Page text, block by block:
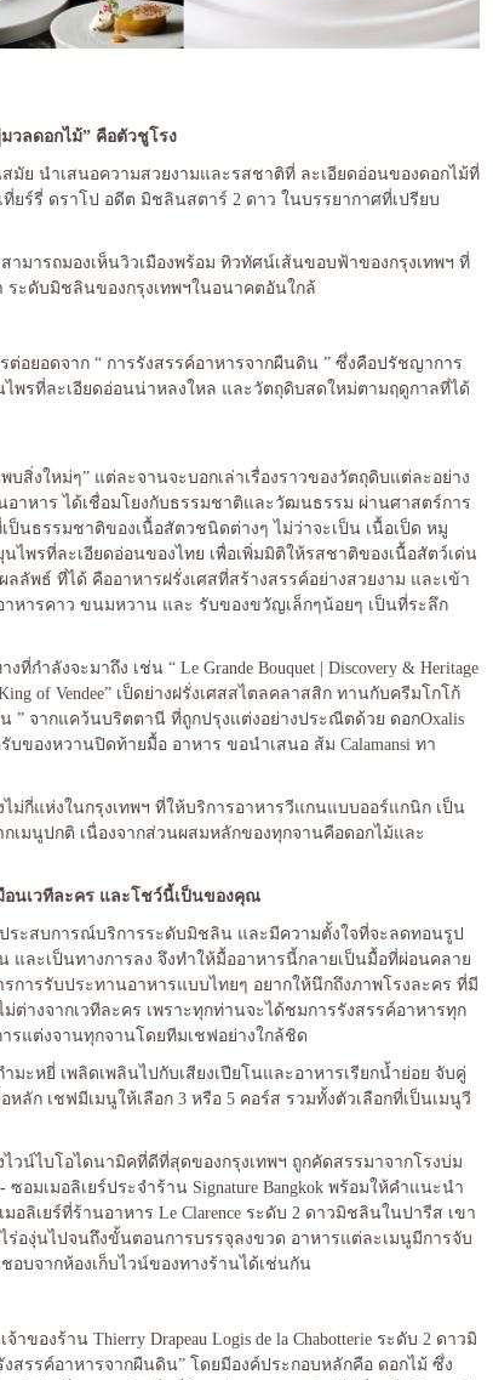
วลดอกไม้” คือตัวชูโรง
มัย นำเสนอความสวยงามและรสชาติที่ ละเอียดอ่อนของดอกไม้ที่
ยร์รี่ ดราโป อดีต มิชลินสตาร์ 2 ดาว ในบรรยากาศที่เปรียบ
สามารถมองเห็นวิวเมืองพร้อม ทิวทัศน์เส้นขอบฟ้าของกรุงเทพฯ ที่
ระดับมิชลินของกรุงเทพฯในอนาคตอันใกล้
ยอดจาก “ การรังสรรค์อาหารจากผืนดิน ” ซึ่งคือปรัชญาการ
พรที่ละเอียดอ่อนน่าหลงใหล และวัตถุดิบสดใหม่ตามฤดูกาลที่ได้
บสิ่งใหม่ๆ” แต่ละจานจะบอกเล่าเรื่องราวของวัตถุดิบแต่ละอย่าง
าหาร ได้เชื่อมโยงกับธรรมชาติและวัฒนธรรม ผ่านศาสตร์การ
ป็นธรรมชาติของเนื้อสัตวชนิดต่างๆ ไม่ว่าจะเป็น เนื้อเป็ด หมู
พรที่ละเอียดอ่อนของไทย เพื่อเพิ่มมิติให้รสชาติของเนื้อสัตว์เด่น
ลัพธ์ ที่ได้ คืออาหารฝรั่งเศสที่สร้างสรรค์อย่างสวยงาม และเข้า
อาหารคาว ขนมหวาน และ รับของขวัญเล็กๆน้อยๆ เป็นที่ระลึก
ำลังจะมาถึง เช่น “ Le Grande Bouquet | Discovery & Heritage
of Vendee” เป็ดย่างฝรั่งเศสสไตลคลาสสิก ทานกับครีมโกโก้
” จากแคว้นบริตตานี ที่ถูกปรุงแต่งอย่างประณีตด้วย ดอกOxalis
ของหวานปิดท้ายมื้อ อาหาร ขอนำเสนอ ส้ม Calamansi ทา
ม่กี่แห่งในกรุงเทพฯ ที่ให้บริการอาหารวีแกนแบบออร์แกนิก เป็น
เมนูปกติ เนื่องจากส่วนผสมหลักของทุกจานคือดอกไม้และ
อนเวทีละคร และโชว์นี้เป็นของคุณ
ระสบการณ์บริการระดับมิชลิน และมีความตั้งใจที่จะลดทอนรูป
ละเป็นทางการลง จึงทำให้มื้ออาหารนี้กลายเป็นมื้อที่ผ่อนคลาย
ารรับประทานอาหารแบบไทยๆ อยากให้นึกถึงภาพโรงละคร ที่มี
ม่ต่างจากเวทีละคร เพราะทุกท่านจะได้ชมการรังสรรค์อาหารทุก
รแต่งจานทุกจานโดยทีมเชฟอย่างใกล้ชิด
ะหยี่ เพลิดเพลินไปกับเสียงเปียโนและอาหารเรียกน้ำย่อย จับคู่
ก เชฟมีเมนูให้เลือก 3 หรือ 5 คอร์ส รวมทั้งตัวเลือกที่เป็นเมนูวี
ไวน์ไบโอไดนามิคที่ดีที่สุดของกรุงเทพฯ ถูกคัดสรรมาจากโรงบ่ม
ซอมเมอลิเยร์ประจำร้าน Signature Bangkok พร้อมให้คำแนะนำ
ลิเยร์ที่ร้านอาหาร Le Clarence ระดับ 2 ดาวมิชลินในปารีส เขา
ร่องุ่นไปจนถึงขั้นตอนการบรรจุลงขวด อาหารแต่ละเมนูมีการจับ
บจากห้องเก็บไวน์ของทางร้านได้เช่นกัน
ของร้าน Thierry Drapeau Logis de la Chabotterie ระดับ 2 ดาวมิ
งสรรค์อาหารจากผืนดิน” โดยมีองค์ประกอบหลักคือ ดอกไม้ ซึ่ง